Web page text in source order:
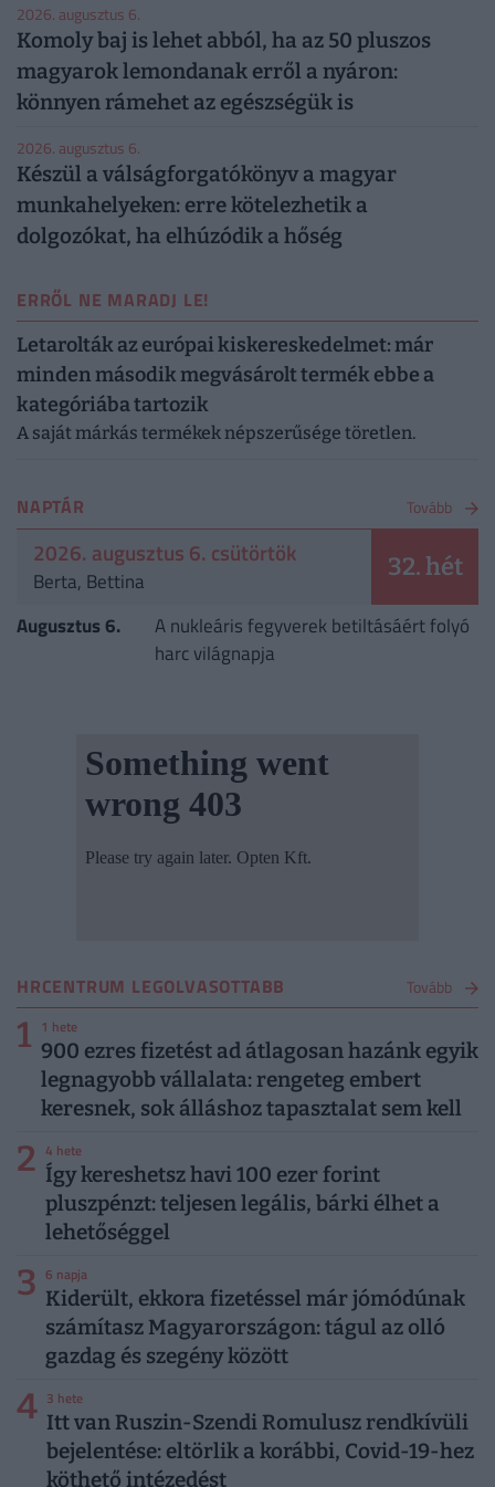
2026. augusztus 6.
Komoly baj is lehet abból, ha az 50 pluszos
magyarok lemondanak erről a nyáron:
könnyen rámehet az egészségük is
2026. augusztus 6.
Készül a válságforgatókönyv a magyar
munkahelyeken: erre kötelezhetik a
dolgozókat, ha elhúzódik a hőség
ERRŐL NE MARADJ LE!
Letarolták az európai kiskereskedelmet: már
minden második megvásárolt termék ebbe a
kategóriába tartozik
A saját márkás termékek népszerűsége töretlen.
NAPTÁR Tovább
2026. augusztus 6. csütörtök
Berta, Bettina 32. hét
Augusztus 6.
A nukleáris fegyverek betiltásáért folyó
harc világnapja
HRCENTRUM LEGOLVASOTTABB Tovább
1 1 hete
900 ezres fizetést ad átlagosan hazánk egyik
legnagyobb vállalata: rengeteg embert
keresnek, sok álláshoz tapasztalat sem kell
2 4 hete
Így kereshetsz havi 100 ezer forint
pluszpénzt: teljesen legális, bárki élhet a
lehetőséggel
3 6 napja
Kiderült, ekkora fizetéssel már jómódúnak
számítasz Magyarországon: tágul az olló
gazdag és szegény között
4 3 hete
Itt van Ruszin-Szendi Romulusz rendkívüli
bejelentése: eltörlik a korábbi, Covid-19-hez
köthető intézedést